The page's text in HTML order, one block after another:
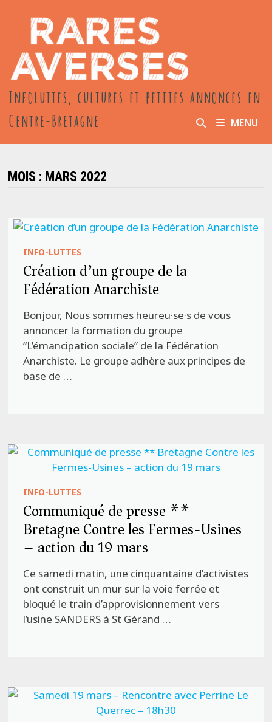
contenu
Infoluttes, cultures et petites annonces en
Centre-Bretagne
MENU
MOIS : MARS 2022
INFO-LUTTES
Création d’un groupe de la
Fédération Anarchiste
Bonjour, Nous sommes heureu·se·s de vous
annoncer la formation du groupe
“L’émancipation sociale” de la Fédération
Anarchiste. Le groupe adhère aux principes de
base de …
INFO-LUTTES
Communiqué de presse **
Bretagne Contre les Fermes-Usines
– action du 19 mars
Ce samedi matin, une cinquantaine d’activistes
ont construit un mur sur la voie ferrée et
bloqué le train d’approvisionnement vers
l’usine SANDERS à St Gérand …